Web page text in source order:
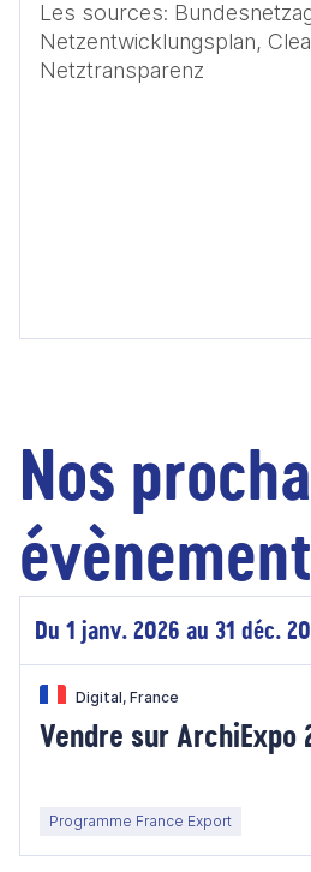
Les sources:
Netzentwicklungsplan,
Netztransparenz
Nos
Du 1 janv. 2026 au 31 déc.
Digital, France
Vendre sur ArchiExpo
Programme France Export